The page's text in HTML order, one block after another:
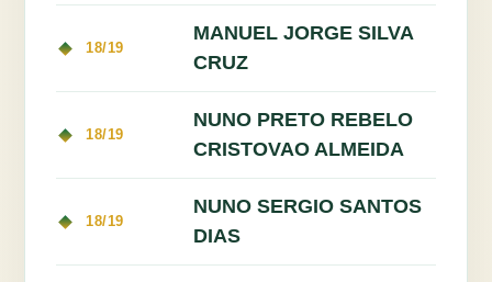
18/19
MANUEL JORGE SILVA
CRUZ
18/19
NUNO PRETO REBELO
CRISTOVAO ALMEIDA
18/19
NUNO SERGIO SANTOS
DIAS